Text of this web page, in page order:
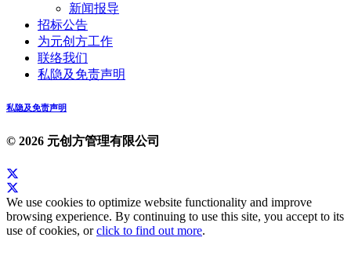
新闻报导
招标公告
为元创方工作
联络我们
私隐及免责声明
私隐及免责声明
© 2026 元创方管理有限公司
We use cookies to optimize website functionality and improve
browsing experience. By continuing to use this site, you accept to its
use of cookies, orclick to find out more.